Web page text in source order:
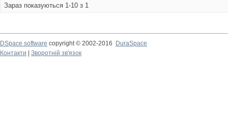
Зараз показуються 1-10 з 1
DSpace software copyright © 2002-2016
DuraSpace
Контакти
Зворотній зв'язок